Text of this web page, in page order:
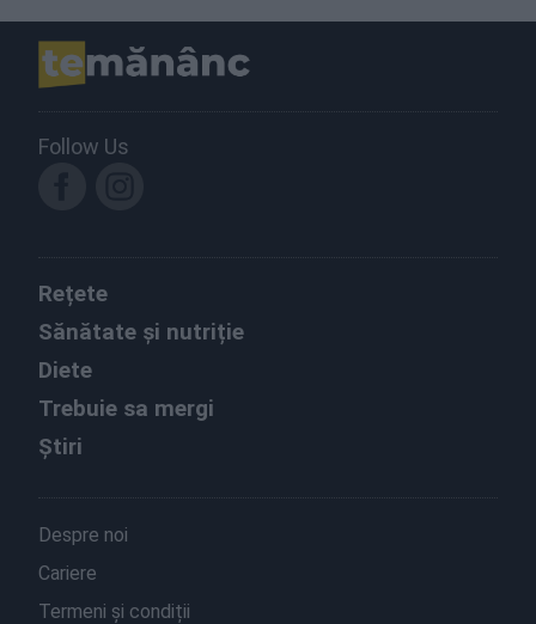
Follow Us
Rețete
Sănătate și nutriție
Diete
Trebuie sa mergi
Știri
Despre noi
Cariere
Termeni și condiții